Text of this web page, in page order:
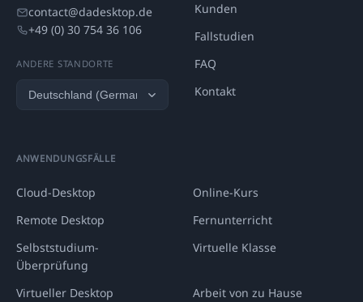
contact@dadesktop.de
+49 (0) 30 754 36 106
ANDERE STANDORTE
Kunden
Fallstudien
FAQ
Kontakt
ANWENDUNGSFÄLLE
Cloud-Desktop
Online-Kurs
Remote Desktop
Fernunterricht
Selbststudium-
Überprüfung
Virtuelle Klasse
Virtueller Desktop Arbeit von zu Hause